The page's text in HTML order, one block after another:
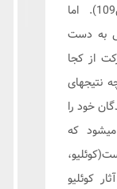
حرکت است (کوئلیو، 1384، ص109). اما
به دست
از کجا
نتیجهای
خود را
که
کوئلیو